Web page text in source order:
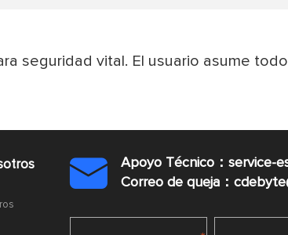
seguridad vital. El usuario asume

Apoyo Técnico：service-
Correo de queja：